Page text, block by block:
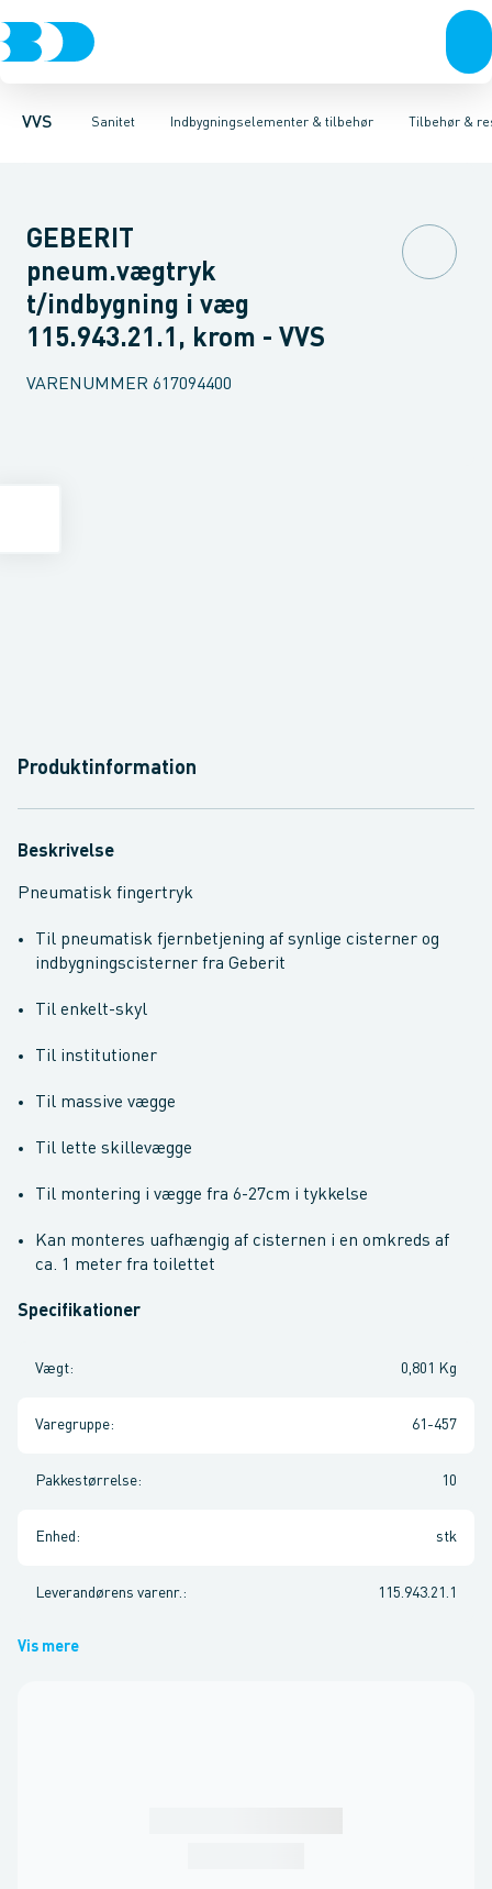
VVS Sanitet
Rør & fittingsPressfittings & rørKuglehaner & ventilerAfløb
Indbygningselementer & tilbehør
Toiletter, sæder og cisternerVaskeArmaturerBrusereTilbehør &
Høje Indbygnings elementerLave Indbygnings elementer
GEBERIT
pneum.vægtryk
t/indbygning i væg
115.943.21.1, krom - VVS
VARENUMMER 617094400
Produktinformation
Beskrivelse
Pneumatisk fingertryk
Til pneumatisk fjernbetjening af synlige cisterner og
indbygningscisterner fra Geberit
Til enkelt-skyl
Til institutioner
Til massive vægge
Til lette skillevægge
Til montering i vægge fra 6-27cm i tykkelse
Kan monteres uafhængig af cisternen i en omkreds af
ca. 1 meter fra toilettet
Specifikationer
Vægt: 0,801 Kg
Varegruppe: 61-457
Pakkestørrelse: 10
Enhed : stk
Leverandørens varenr. : 115.943.21.1
Vis mere